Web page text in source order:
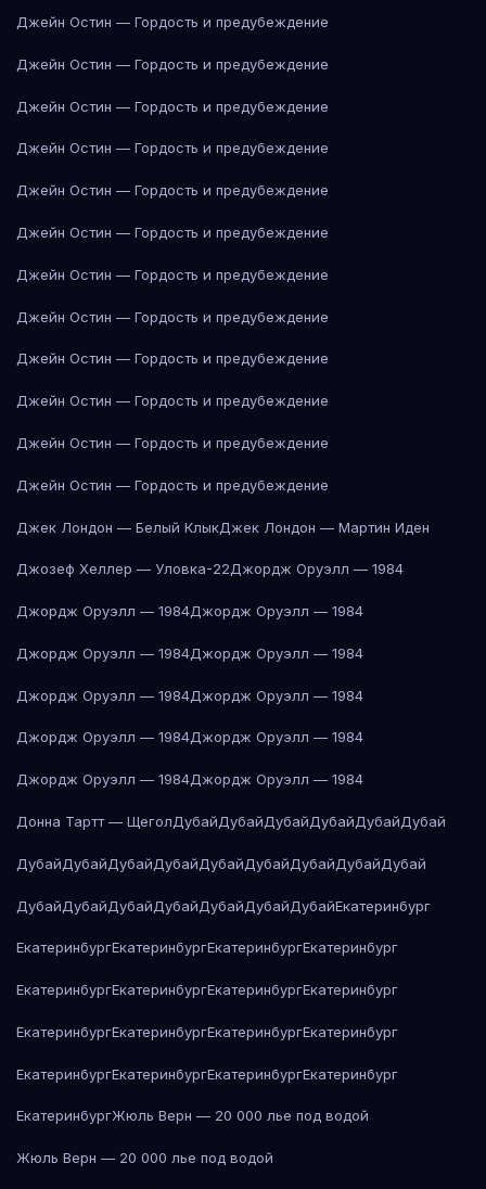
Джейн Остин — Гордость и предубеждение
Джейн Остин — Гордость и предубеждение
Джейн Остин — Гордость и предубеждение
Джейн Остин — Гордость и предубеждение
Джейн Остин — Гордость и предубеждение
Джейн Остин — Гордость и предубеждение
Джейн Остин — Гордость и предубеждение
Джейн Остин — Гордость и предубеждение
Джейн Остин — Гордость и предубеждение
Джейн Остин — Гордость и предубеждение
Джейн Остин — Гордость и предубеждение
Джейн Остин — Гордость и предубеждение
Джек Лондон — Белый КлыкДжек Лондон — Мартин Иден
Джозеф Хеллер — Уловка-22Джордж Оруэлл — 1984
Джордж Оруэлл — 1984Джордж Оруэлл — 1984
Джордж Оруэлл — 1984Джордж Оруэлл — 1984
Джордж Оруэлл — 1984Джордж Оруэлл — 1984
Джордж Оруэлл — 1984Джордж Оруэлл — 1984
Джордж Оруэлл — 1984Джордж Оруэлл — 1984
Донна Тартт — ЩеголДубайДубайДубайДубайДубайДубай
ДубайДубайДубайДубайДубайДубайДубайДубайДубай
ДубайДубайДубайДубайДубайДубайДубайЕкатеринбург
ЕкатеринбургЕкатеринбургЕкатеринбургЕкатеринбург
ЕкатеринбургЕкатеринбургЕкатеринбургЕкатеринбург
ЕкатеринбургЕкатеринбургЕкатеринбургЕкатеринбург
ЕкатеринбургЕкатеринбургЕкатеринбургЕкатеринбург
ЕкатеринбургЖюль Верн — 20 000 лье под водой
Жюль Верн — 20 000 лье под водой